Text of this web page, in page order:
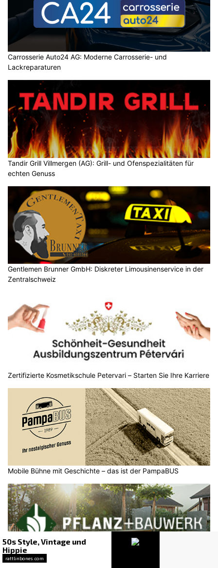
Carrosserie Auto24 AG: Moderne Carrosserie- und
Lackreparaturen
Tandir Grill Villmergen (AG): Grill- und Ofenspezialitäten für
echten Genuss
Gentlemen Brunner GmbH: Diskreter Limousinenservice in der
Zentralschweiz
Zertifizierte Kosmetikschule Petervari – Starten Sie Ihre Karriere
Mobile Bühne mit Geschichte – das ist der PampaBUS